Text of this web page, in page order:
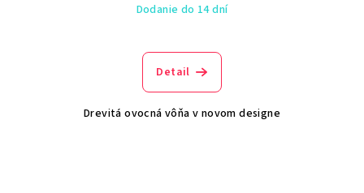
Dodanie do 14 dní
Detail
Drevitá ovocná vôňa v novom designe